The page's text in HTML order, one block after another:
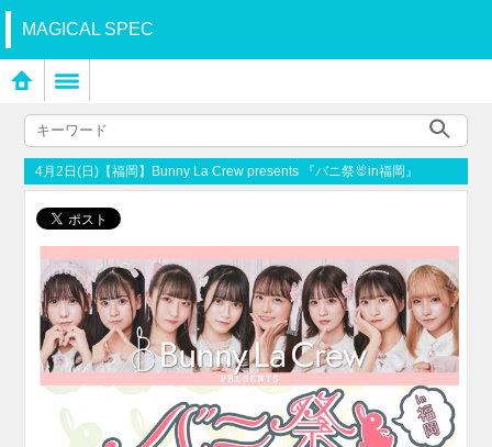
MAGICAL SPEC
4月2日(日)【福岡】Bunny La Crew presents 『バニ祭🐰in福岡』